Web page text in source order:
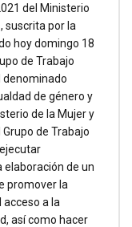
del Ministerio
suscrita por la
hoy domingo 18
de Trabajo
de género y
de la Mujer y
de Trabajo
elaboración de un
promover la
acceso a la
así como hacer